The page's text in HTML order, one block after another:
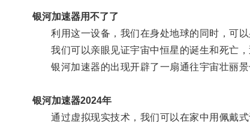
银河加速器用不了了
利用这一设备，我们在身处地球的同时，可以
我们可以亲眼见证宇宙中恒星的诞生和死亡，
银河加速器的出现开辟了一扇通往宇宙壮丽景
银河加速器2024年
通过虚拟现实技术，我们可以在家中用佩戴式